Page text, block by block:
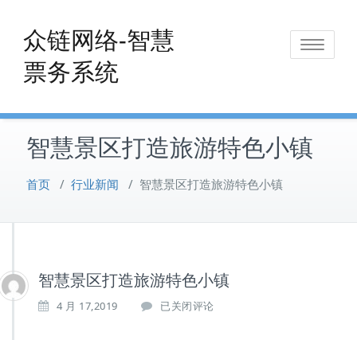
content
众链网络-智慧
票务系统
Toggle
智慧景区打造旅游特色小镇
首页 / 行业新闻 / 智慧景区打造旅游特色小镇
智慧景区打造旅游特色小镇
4 月 17,2019
智
已关闭评论